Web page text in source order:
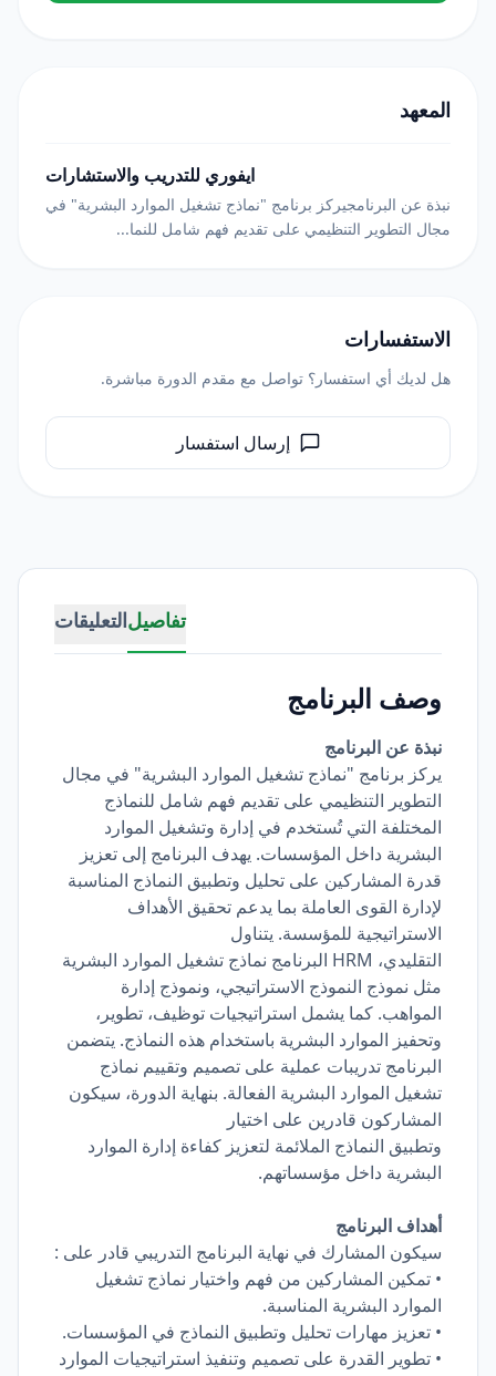
تفاصيلالتعليقات
وصف البرنامج
نبذة عن البرنامج
يركز برنامج "نماذج تشغيل الموارد البشرية" في مجال
التطوير التنظيمي على تقديم فهم شامل للنماذج
المختلفة التي تُستخدم في إدارة وتشغيل الموارد
البشرية داخل المؤسسات. يهدف البرنامج إلى تعزيز
قدرة المشاركين على تحليل وتطبيق النماذج المناسبة
لإدارة القوى العاملة بما يدعم تحقيق الأهداف
الاستراتيجية للمؤسسة. يتناول
التقليدي، HRM البرنامج نماذج تشغيل الموارد البشرية
مثل نموذج النموذج الاستراتيجي، ونموذج إدارة
المواهب. كما يشمل استراتيجيات توظيف، تطوير،
وتحفيز الموارد البشرية باستخدام هذه النماذج. يتضمن
البرنامج تدريبات عملية على تصميم وتقييم نماذج
تشغيل الموارد البشرية الفعالة. بنهاية الدورة، سيكون
المشاركون قادرين على اختيار
وتطبيق النماذج الملائمة لتعزيز كفاءة إدارة الموارد
البشرية داخل مؤسساتهم.
أهداف البرنامج
سيكون المشارك في نهاية البرنامج التدريبي قادر على :
• تمكين المشاركين من فهم واختيار نماذج تشغيل
الموارد البشرية المناسبة.
• تعزيز مهارات تحليل وتطبيق النماذج في المؤسسات.
• تطوير القدرة على تصميم وتنفيذ استراتيجيات الموارد
المعهد
ايفوري للتدريب والاستشارات
نبذة عن البرنامجيركز برنامج "نماذج تشغيل الموارد البشرية" في
مجال التطوير التنظيمي على تقديم فهم شامل للنما...
الاستفسارات
هل لديك أي استفسار؟ تواصل مع مقدم الدورة مباشرة.
إرسال استفسار